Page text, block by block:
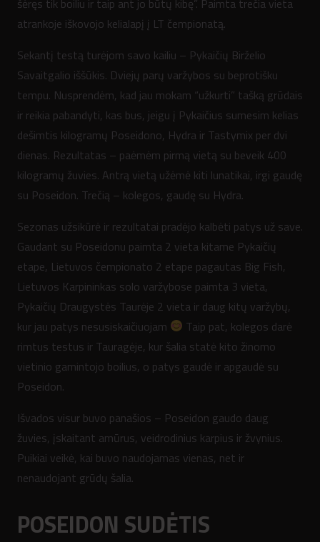
atrankoje iškovojo kelialapį į LT čempionatą.
Sekantį testą turėjom savo kailiu – Pykaičių Birželio
Savaitgalio iššūkis. Dviejų parų varžybos su beprotišku
tempu. Nusprendėm, kad jau mokam “užkurti” tašką grūdais
ir reikia pabandyti, kas bus, jeigu į Pykaičius sumesim kelias
dešimtis kilogramų Poseidono, Hydra ir Tastymix per dvi
dienas. Rezultatas – paėmėm pirmą vietą su beveik 400
kilogramų žuvies. Antrą vietą užėmė kiti lunatikai, irgi gaudę
su Poseidon. Trečią – kolegos, gaudę su Hydra.
Sezonas užsikūrė ir rezultatai pradėjo kalbėti patys už save.
Gaudant su Poseidonu paimta 2 vieta kitame Pykaičių
etape, Lietuvos čempionato 2 etape pagautas Big Fish,
Lietuvos Karpininkas solo varžybose paimta 3 vieta,
Pykaičių Draugystės Taurėje 2 vieta ir daug kitų varžybų,
kur jau patys nesusiskaičiuojam
Taip pat, kolegos darė
rimtus testus ir Tauragėje, kur šalia statė kito žinomo
vietinio gamintojo boilius, o patys gaudė ir apgaudė su
Poseidon.
Išvados visur buvo panašios – Poseidon gaudo daug
žuvies, įskaitant amūrus, veidrodinius karpius ir žvynius.
Puikiai veikė, kai buvo naudojamas vienas, net ir
nenaudojant grūdų šalia.
POSEIDON SUDĖTIS